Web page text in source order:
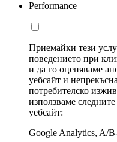
Performance
Приемайки тези
поведението при
и да го оценяваме
уебсайт и
потребителско
използваме
уебсайт:
Google Analytics, A/